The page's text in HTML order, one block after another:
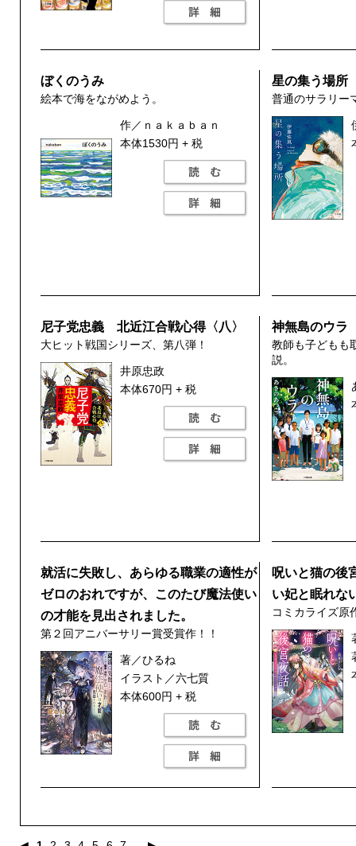
ぼくのうみ
絵本で海をながめよう。
作／ｎａｋａｂａｎ
本体1530円 + 税
星の集う場所
普通のサラリー
尼子党忠義 北近江合戦心得〈八〉
大ヒット戦国シリーズ、第八弾！
井原忠政
本体670円 + 税
神無島のウラ
教師も子どもも
説。
就活に失敗し、あらゆる職業の適性が
ゼロのおれですが、このたび魔法使い
の才能を見出されました。
第２回アニバーサリー賞受賞作！！
著／ひるね
イラスト／六七質
本体600円 + 税
呪いと猫の
い妃と眠れな
コミカライズ原